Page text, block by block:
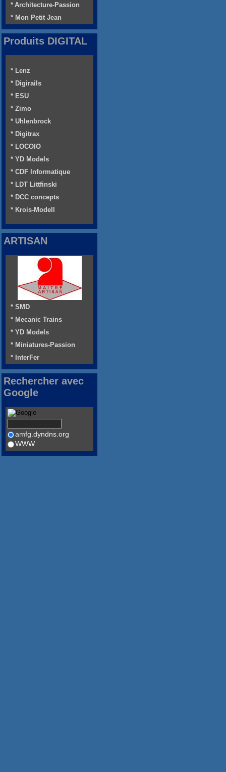
* Architecture-Passion
* Mon Petit Jean
Produits DIGITAL
* Lenz
* Digirails
* ESU
* Zimo
* Uhlenbrock
* Digitrax
* LOCOIO
* YD Models
* CDF Informatique
* LDT Littfinski
* DCC concepts
* Krois-Modell
ARTISAN
* SMD
* Mecanic Trains
* YD Models
* Miniatures-Passion
* InterFer
Rechercher avec
Google
amfg.dyndns.org
WWW